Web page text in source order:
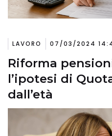
LAVORO 07/03/2024
Riforma
l’ipotesi di
dall’età